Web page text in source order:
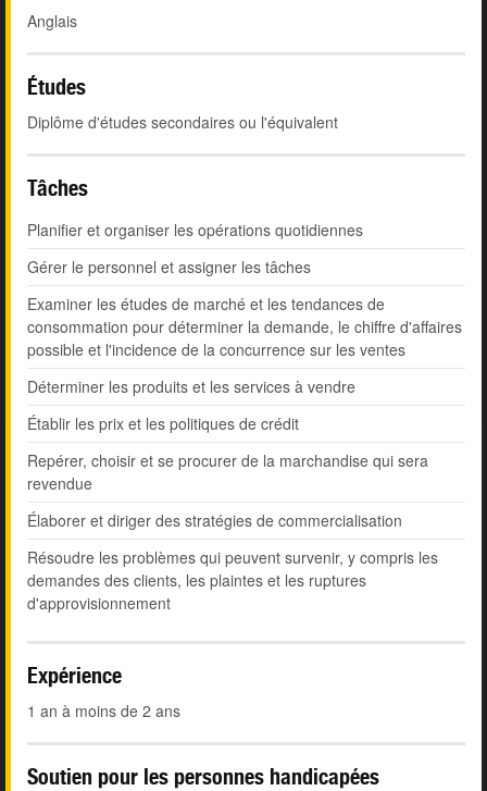
Anglais
Études
Diplôme d'études secondaires ou l'équivalent
Tâches
Planifier et organiser les opérations quotidiennes
Gérer le personnel et assigner les tâches
Examiner les études de marché et les tendances de
consommation pour déterminer la demande, le chiffre d'affaires
possible et l'incidence de la concurrence sur les ventes
Déterminer les produits et les services à vendre
Établir les prix et les politiques de crédit
Repérer, choisir et se procurer de la marchandise qui sera
revendue
Élaborer et diriger des stratégies de commercialisation
Résoudre les problèmes qui peuvent survenir, y compris les
demandes des clients, les plaintes et les ruptures
d'approvisionnement
Expérience
1 an à moins de 2 ans
Soutien pour les personnes handicapées